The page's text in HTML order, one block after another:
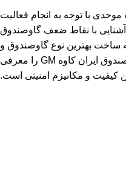
با توجه به انجام فعالیت
با نقاط ضعف گاوصندوق
ساخت بهترین نوع گاوصندوق و
رفع نقاط ضعف آن کرده و برند گاوصندوق ایران کاوه GM را معرفی
کیفیت و مکانیزم امنیتی است.